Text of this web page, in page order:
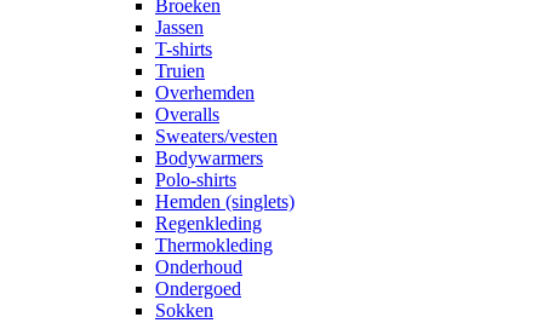
Broeken
Jassen
T-shirts
Truien
Overhemden
Overalls
Sweaters/vesten
Bodywarmers
Polo-shirts
Hemden (singlets)
Regenkleding
Thermokleding
Onderhoud
Ondergoed
Sokken